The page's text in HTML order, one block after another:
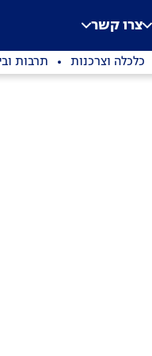
צרו קשר
כלכלה וצרכנות תרבות